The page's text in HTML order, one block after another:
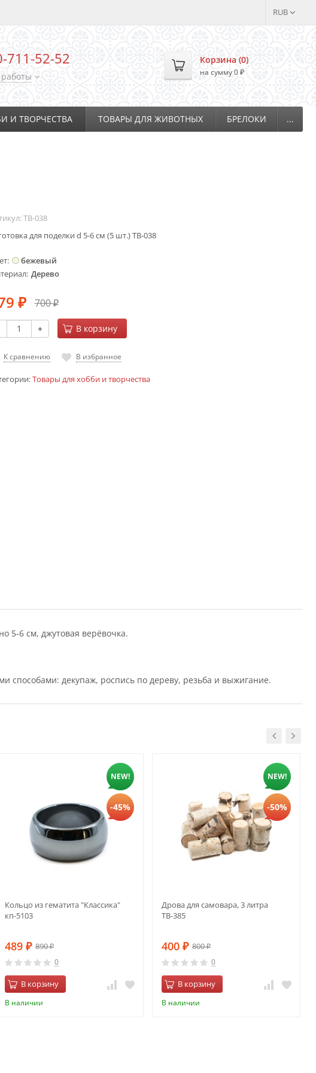
RUB
711-52-52 Корзина (0)
на сумму0 ₽
И ТВОРЧЕСТВА ТОВАРЫ ДЛЯ ЖИВОТНЫХ БРЕЛОКИ ...
ТВ-038
для поделки d 5-6 см (5 шт.) ТВ-038
бежевый
Дерево
₽ 700₽
+ В корзину
К сравнению В избранное
Товары для хобби и творчества
5-6 см, джутовая верёвочка.
способами: декупаж, роспись по дереву, резьба и выжигание.
NEW!
-45%
Кольцо из гематита "Классика"
кп-5103
489 ₽ 890₽
0
В корзину
В наличии
NEW!
-50%
Дрова для самовара, 3 литра
ТВ-385
400 ₽ 800₽
0
В корзину
В наличии